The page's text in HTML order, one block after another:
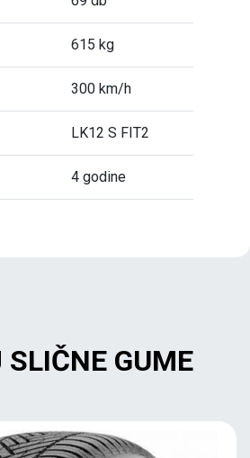
615 kg
300 km/h
LK12 S FIT2
4 godine
SLIČNE GUME